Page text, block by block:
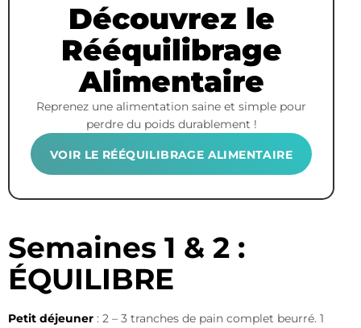
Découvrez le
Rééquilibrage
Alimentaire
Reprenez une alimentation saine et simple pour
perdre du poids durablement !
VOIR LE RÉÉQUILIBRAGE ALIMENTAIRE
Semaines 1 & 2 :
ÉQUILIBRE
Petit déjeuner : 2 – 3 tranches de pain complet beurré. 1